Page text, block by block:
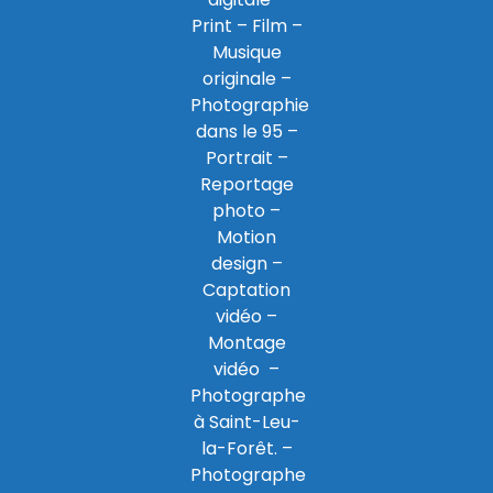
Print – Film –
Musique
originale –
Photographie
dans le 95 –
Portrait –
Reportage
photo –
Motion
design –
Captation
vidéo –
Montage
vidéo –
Photographe
à Saint-Leu-
la-Forêt. –
Photographe